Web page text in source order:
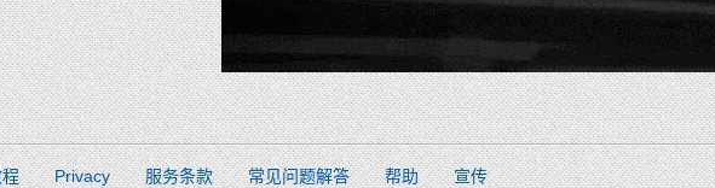
Privacy 服务条款 常见问题解答 帮助 宣传